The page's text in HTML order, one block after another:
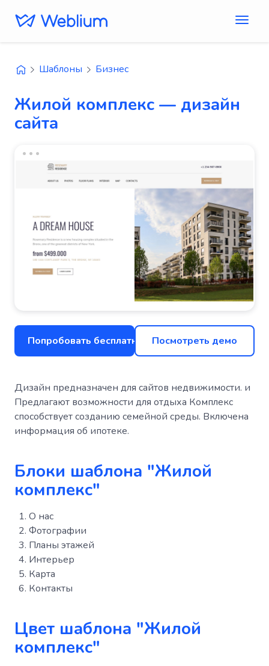
Шаблоны Бизнес
Жилой комплекс — дизайн
сайта
Попробовать бесплатно Посмотреть демо
Дизайн предназначен для сайтов недвижимости. и
Предлагают возможности для отдыха Комплекс
способствует созданию семейной среды. Включена
информация об ипотеке.
Блоки шаблона "Жилой
комплекс"
О нас
Фотографии
Планы этажей
Интерьер
Карта
Контакты
Цвет шаблона "Жилой
комплекс"